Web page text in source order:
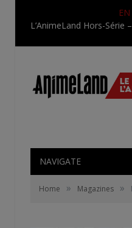
NAVIGATE
Home » Magazines »